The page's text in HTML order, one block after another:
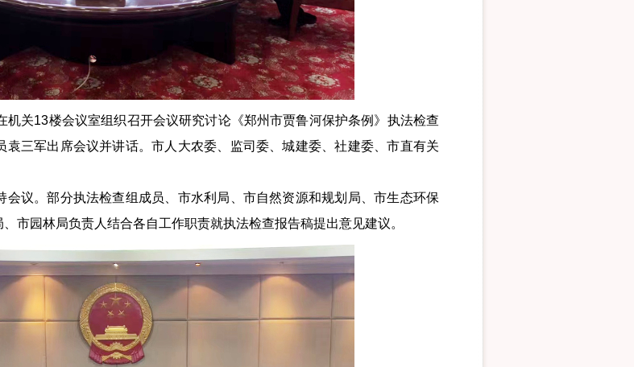
关13楼会议室组织召开会议研究讨论《郑州市贾鲁河保护条例》执法检查
三军出席会议并讲话。市人大农委、监司委、城建委、社建委、市直有关
议。部分执法检查组成员、市水利局、市自然资源和规划局、市生态环保
市园林局负责人结合各自工作职责就执法检查报告稿提出意见建议。